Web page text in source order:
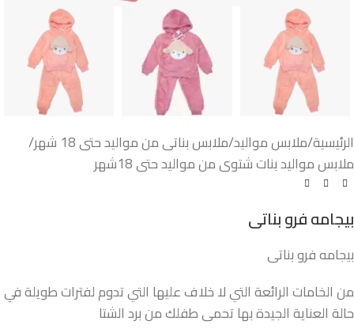
الرئيسية/ملابس مواليد/ملابس بناتى من مواليد حتى 18 شهر
/
ملابس مواليد بنات شتوى من مواليد حتى 18شهر
بيجامه فرو بناتى
بيجامه فرو بناتى
من الخامات الرائعة التي لا خلاف عليها التي تدوم لفترات طويلة في
حالة العناية الجيدة بها تحمى طفلك من برد الشتا